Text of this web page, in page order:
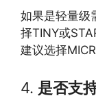
如果是轻量级
择TINY或
建议选择
4. 是否支